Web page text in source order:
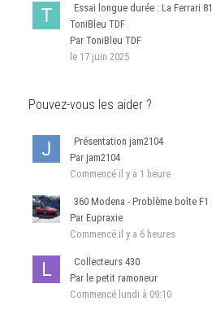
Essai longue durée : La Ferrari
ToniBleu TDF
Par ToniBleu TDF
le 17 juin 2025
Pouvez-vous les aider ?
Présentation jam2104
Par jam2104
Commencé il y a 1 heure
360 Modena - Problème boîte F1
Par Eupraxie
Commencé il y a 6 heures
Collecteurs 430
Par le petit ramoneur
Commencé lundi à 09:10